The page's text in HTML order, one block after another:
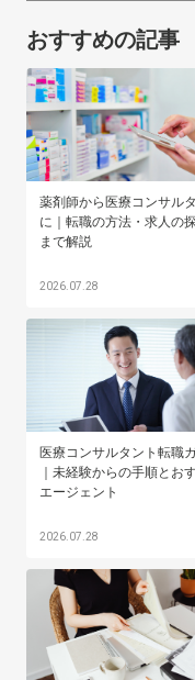
おすすめの記事
薬剤師から医療コンサル
に｜転職の方法・求人の
まで解説
2026.07.28
医療コンサルタント転職
｜未経験からの手順とお
エージェント
2026.07.28